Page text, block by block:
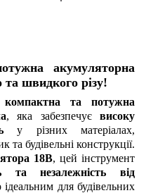
акумуляторна
швидкого різу!
компактна та потужна
, яка забезпечуєвисоку
у різних матеріалах,
будівельні конструкції.
18В, цей інструмент
та незалежність від
для будівельних